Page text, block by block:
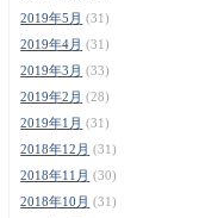
2019年5月 (31)
2019年4月 (31)
2019年3月 (33)
2019年2月 (28)
2019年1月 (31)
2018年12月 (31)
2018年11月 (30)
2018年10月 (31)